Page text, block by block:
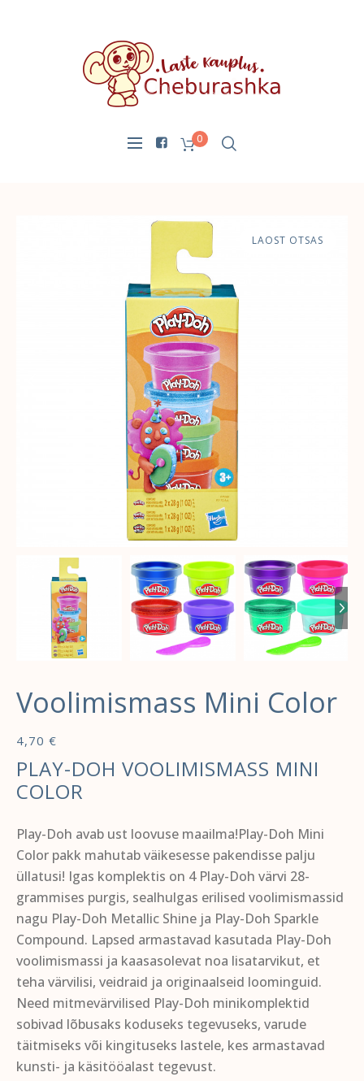
0
LAOST OTSAS
Voolimismass Mini Color
4,70 €
PLAY-DOH VOOLIMISMASS MINI
COLOR
Play-Doh avab ust loovuse maailma!Play-Doh Mini
Color pakk mahutab väikesesse pakendisse palju
üllatusi! Igas komplektis on 4 Play-Doh värvi 28-
grammises purgis, sealhulgas erilised voolimismassid
nagu Play-Doh Metallic Shine ja Play-Doh Sparkle
Compound. Lapsed armastavad kasutada Play-Doh
voolimismassi ja kaasasolevat noa lisatarvikut, et
teha värvilisi, veidraid ja originaalseid loominguid.
Need mitmevärvilised Play-Doh minikomplektid
sobivad lõbusaks koduseks tegevuseks, varude
täitmiseks või kingituseks lastele, kes armastavad
kunsti- ja käsitööalast tegevust.